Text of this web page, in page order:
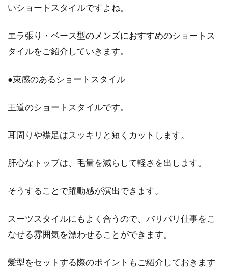
いショートスタイルですよね。
エラ張り・ベース型のメンズにおすすめのショートス
タイルをご紹介していきます。
●束感のあるショートスタイル
王道のショートスタイルです。
耳周りや襟足はスッキリと短くカットします。
肝心なトップは、毛量を減らして軽さを出します。
そうすることで躍動感が演出できます。
スーツスタイルにもよく合うので、バリバリ仕事をこ
なせる雰囲気を漂わせることができます。
髪型をセットする際のポイントもご紹介しておきます